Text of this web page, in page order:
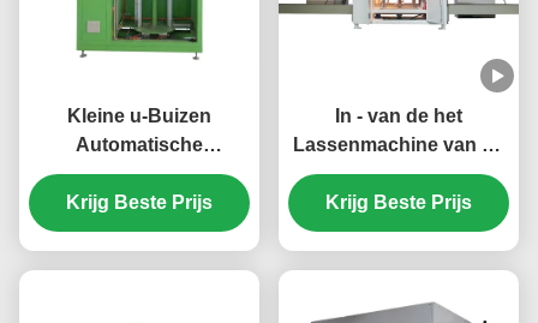
Kleine u-Buizen
Automatische
Solderende Machine
voor
AirconditioningsWarmtewisselaars
Krijg Beste Prijs
In - van de het
Lassenmachine van de
lijn de Automatische
Vlam Automatische
Solderende Machine
Krijg Beste Prijs